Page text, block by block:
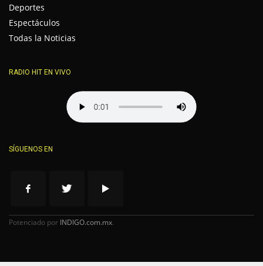
Deportes
Espectáculos
Todas la Noticias
RADIO HIT EN VIVO
SÍGUENOS EN
Potenciado por INDIGO.com.mx.